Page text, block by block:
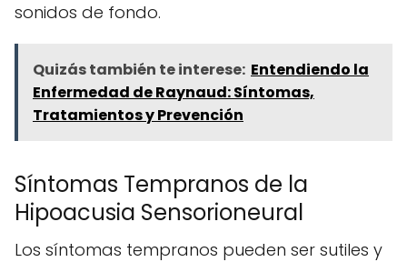
sonidos de fondo.
Quizás también te interese: Entendiendo la
Enfermedad de Raynaud: Síntomas,
Tratamientos y Prevención
Síntomas Tempranos de la
Hipoacusia Sensorioneural
Los síntomas tempranos pueden ser sutiles y